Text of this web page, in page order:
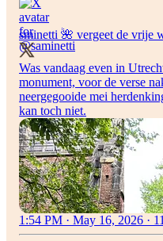
sminetti 🌺 vergeet de vrije
Was vandaag even in
monument, voor de verse
neergegooide mei
kan toch niet.
1:54 PM · May 16, 2026 ·